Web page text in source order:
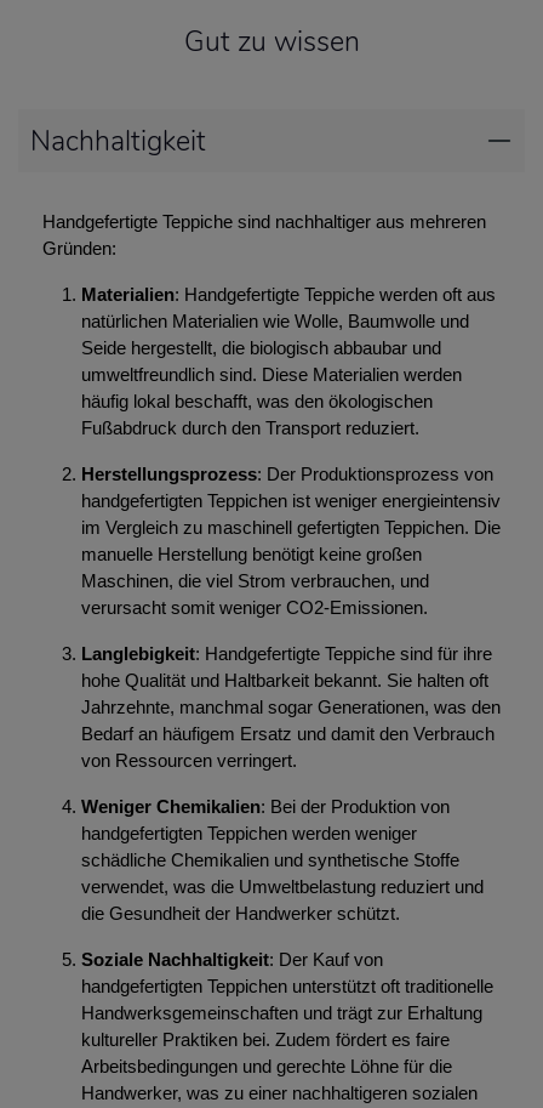
Gut zu wissen
Nachhaltigkeit
Handgefertigte Teppiche sind nachhaltiger aus mehreren
Gründen:
Materialien: Handgefertigte Teppiche werden oft aus
natürlichen Materialien wie Wolle, Baumwolle und
Seide hergestellt, die biologisch abbaubar und
umweltfreundlich sind. Diese Materialien werden
häufig lokal beschafft, was den ökologischen
Fußabdruck durch den Transport reduziert.
Herstellungsprozess: Der Produktionsprozess von
handgefertigten Teppichen ist weniger energieintensiv
im Vergleich zu maschinell gefertigten Teppichen. Die
manuelle Herstellung benötigt keine großen
Maschinen, die viel Strom verbrauchen, und
verursacht somit weniger CO2-Emissionen.
Langlebigkeit: Handgefertigte Teppiche sind für ihre
hohe Qualität und Haltbarkeit bekannt. Sie halten oft
Jahrzehnte, manchmal sogar Generationen, was den
Bedarf an häufigem Ersatz und damit den Verbrauch
von Ressourcen verringert.
Weniger Chemikalien: Bei der Produktion von
handgefertigten Teppichen werden weniger
schädliche Chemikalien und synthetische Stoffe
verwendet, was die Umweltbelastung reduziert und
die Gesundheit der Handwerker schützt.
Soziale Nachhaltigkeit: Der Kauf von
handgefertigten Teppichen unterstützt oft traditionelle
Handwerksgemeinschaften und trägt zur Erhaltung
kultureller Praktiken bei. Zudem fördert es faire
Arbeitsbedingungen und gerechte Löhne für die
Handwerker, was zu einer nachhaltigeren sozialen